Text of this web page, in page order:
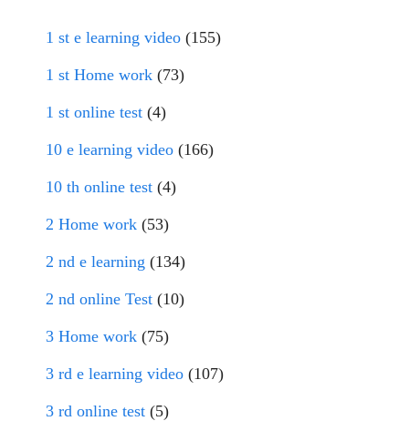
1 st e learning video (155)
1 st Home work (73)
1 st online test (4)
10 e learning video (166)
10 th online test (4)
2 Home work (53)
2 nd e learning (134)
2 nd online Test (10)
3 Home work (75)
3 rd e learning video (107)
3 rd online test (5)